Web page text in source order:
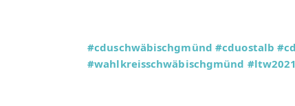
#cduschwäbischgmünd #cduostalb
#wahlkreisschwäbischgmünd #ltw2021